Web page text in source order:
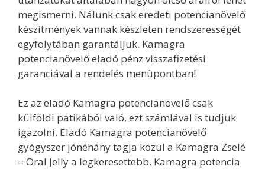
megismerni. Nálunk csak eredeti potencianövelő
készítmények vannak készleten rendszerességét
egyfolytában garantáljuk. Kamagra
potencianövelő eladó pénz visszafizetési
garanciával a rendelés menüpontban!
Ez az eladó Kamagra potencianövelő csak
külföldi patikából való, ezt számlával is tudjuk
igazolni. Eladó Kamagra potencianövelő
gyógyszer jónéhány tagja közül a Kamagra Zselé
= Oral Jelly a legkeresettebb. Kamagra potencia